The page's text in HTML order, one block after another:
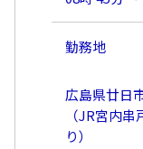
勤務地
広島県廿日
（JR宮内
り）